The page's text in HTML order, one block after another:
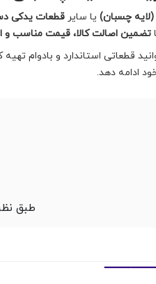
چسبان)یا سایر قطعات یدکی
تضمین اصالت کالا، قیمت مناسب و
قطعاتی استاندارد و بادوام
ادامه دهد.
طبق